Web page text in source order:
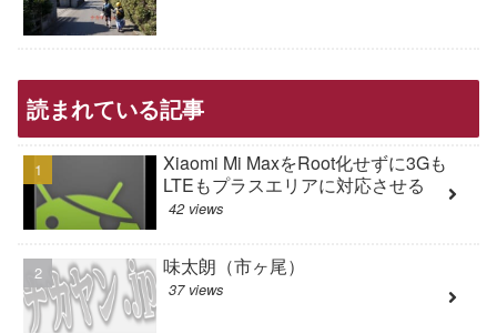
読まれている記事
Xiaomi Mi MaxをRoot化せずに3Gも
LTEもプラスエリアに対応させる
42 views
味太朗（市ヶ尾）
37 views